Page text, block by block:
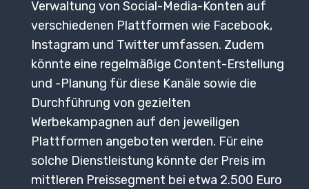
Verwaltung von Social-Media-Konten auf
verschiedenen Plattformen wie Facebook,
Instagram und Twitter umfassen. Zudem
könnte eine regelmäßige Content-Erstellung
und -Planung für diese Kanäle sowie die
Durchführung von gezielten
Werbekampagnen auf den jeweiligen
Plattformen angeboten werden. Für eine
solche Dienstleistung könnte der Preis im
mittleren Preissegment bei etwa 2.500 Euro